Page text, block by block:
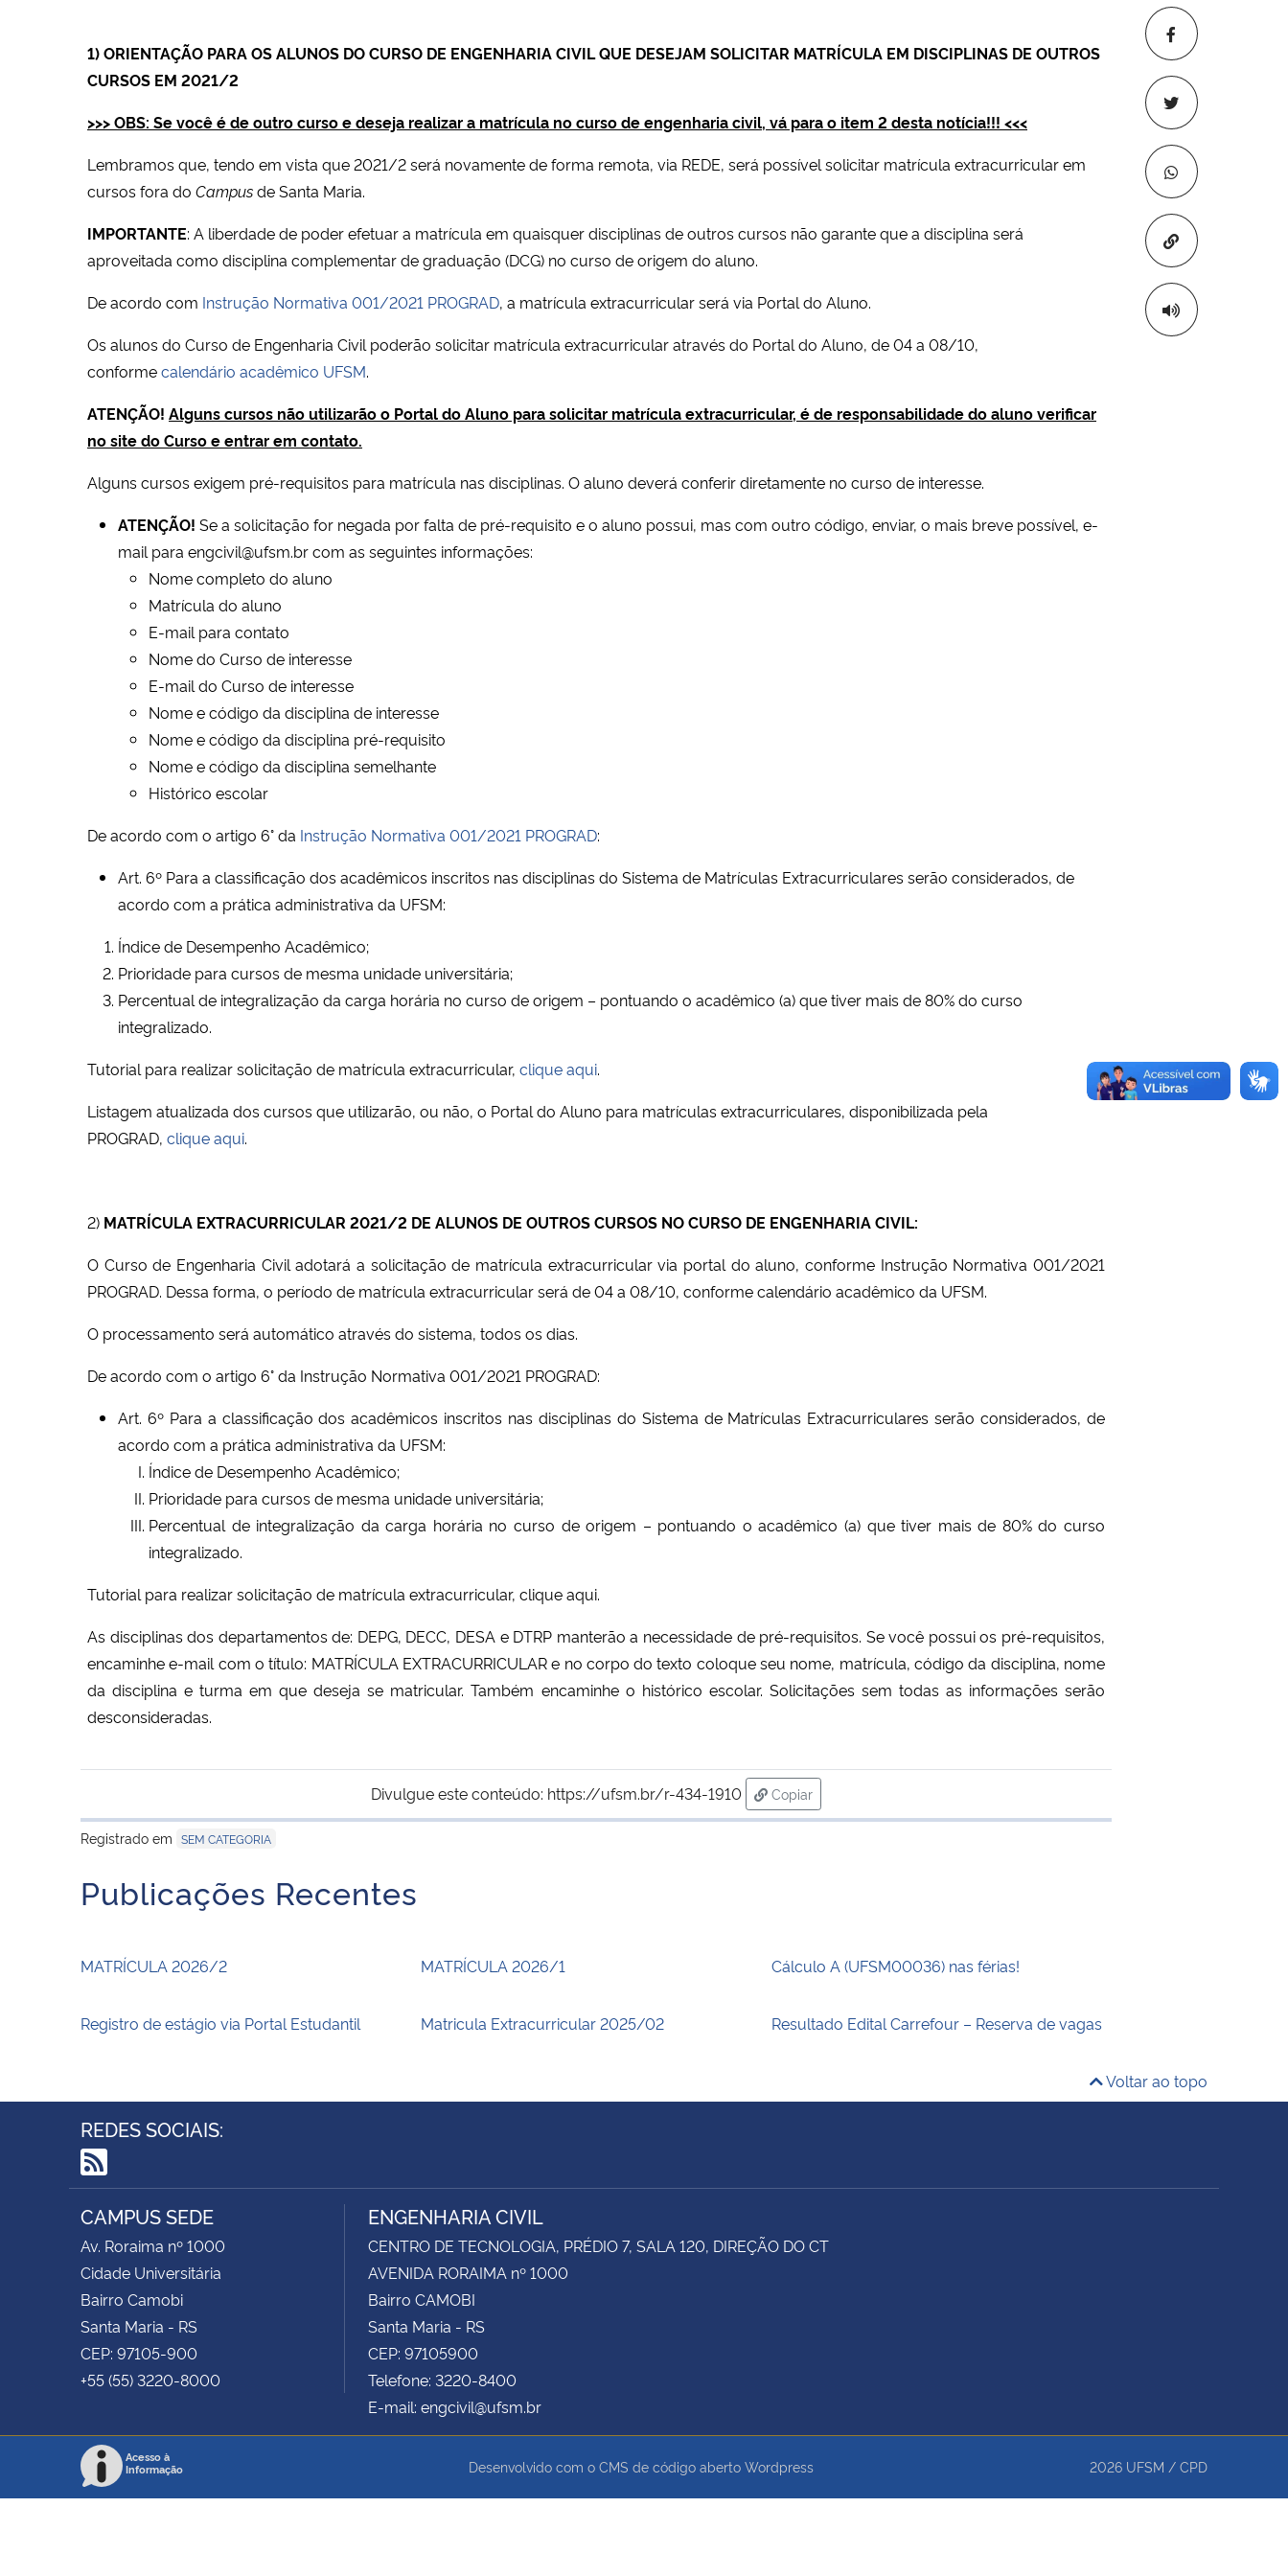
Copiar para
1) ORIENTAÇÃO PARA OS ALUNOS DO CURSO DE ENGENHARIA CIVIL QUE DESEJAM SOLICITAR MATRÍCULA EM DISCIPLINAS DE OUTROS
CURSOS EM 2021/2
>>> OBS: Se você é de outro curso e deseja realizar a matrícula no curso de engenharia civil, vá para o item 2 desta notícia!!! <<<
Lembramos que, tendo em vista que 2021/2 será novamente de forma remota, via REDE, será possível solicitar matrícula extracurricular em
cursos fora do Campusde Santa Maria.
IMPORTANTE: A liberdade de poder efetuar a matrícula em quaisquer disciplinas de outros cursos não garante que a disciplina será
aproveitada como disciplina complementar de graduação (DCG) no curso de origem do aluno.
De acordo com Instrução Normativa 001/2021 PROGRAD, a matrícula extracurricular será via Portal do Aluno.
Os alunos do Curso de Engenharia Civil poderão solicitar matrícula extracurricular através do Portal do Aluno, de 04 a 08/10,
conformecalendário acadêmico UFSM.
ATENÇÃO! Alguns cursos não utilizarão o Portal do Aluno para solicitar matrícula extracurricular, é de responsabilidade do aluno verificar
no site do Curso e entrar em contato.
Alguns cursos exigem pré-requisitos para matrícula nas disciplinas. O aluno deverá conferir diretamente no curso de interesse.
ATENÇÃO! Se a solicitação for negada por falta de pré-requisito e o aluno possui, mas com outro código, enviar, o mais breve possível, e-
mail para engcivil@ufsm.br com as seguintes informações:
Nome completo do aluno
Matrícula do aluno
E-mail para contato
Nome do Curso de interesse
E-mail do Curso de interesse
Nome e código da disciplina de interesse
Nome e código da disciplina pré-requisito
Nome e código da disciplina semelhante
Histórico escolar
De acordo com o artigo 6° da Instrução Normativa 001/2021 PROGRAD:
Art. 6º Para a classificação dos acadêmicos inscritos nas disciplinas do Sistema de Matrículas Extracurriculares serão considerados, de
acordo com a prática administrativa da UFSM:
Índice de Desempenho Acadêmico;
Prioridade para cursos de mesma unidade universitária;
Percentual de integralização da carga horária no curso de origem – pontuando o acadêmico (a) que tiver mais de 80% do curso
integralizado.
Tutorial para realizar solicitação de matrícula extracurricular, clique aqui.
Listagem atualizada dos cursos que utilizarão, ou não, o Portal do Aluno para matrículas extracurriculares, disponibilizada pela
PROGRAD, clique aqui.
2) MATRÍCULA EXTRACURRICULAR 2021/2 DE ALUNOS DE OUTROS CURSOS NO CURSO DE ENGENHARIA CIVIL:
O Curso de Engenharia Civil adotará a solicitação de matrícula extracurricular via portal do aluno, conforme Instrução Normativa 001/2021
PROGRAD. Dessa forma, o período de matrícula extracurricular será de 04 a 08/10, conformecalendário acadêmico da UFSM.
O processamento será automático através do sistema, todos os dias.
De acordo com o artigo 6° da Instrução Normativa 001/2021 PROGRAD:
Art. 6º Para a classificação dos acadêmicos inscritos nas disciplinas do Sistema de Matrículas Extracurriculares serão considerados, de
acordo com a prática administrativa da UFSM:
Índice de Desempenho Acadêmico;
Prioridade para cursos de mesma unidade universitária;
Percentual de integralização da carga horária no curso de origem – pontuando o acadêmico (a) que tiver mais de 80% do curso
integralizado.
Tutorial para realizar solicitação de matrícula extracurricular, clique aqui.
As disciplinas dos departamentos de: DEPG, DECC, DESA e DTRP manterão a necessidade de pré-requisitos. Se você possui os pré-requisitos,
encaminhe e-mail com o título: MATRÍCULA EXTRACURRICULAR e no corpo do texto coloque seu nome, matrícula, código da disciplina, nome
da disciplina e turma em que deseja se matricular. Também encaminhe o histórico escolar. Solicitações sem todas as informações serão
desconsideradas.
Divulgue este conteúdo: https://ufsm.br/r-434-1910
Copiar
para área de transferência
Registrado em SEM CATEGORIA
Publicações Recentes
MATRÍCULA 2026/2 MATRÍCULA 2026/1 Cálculo A (UFSM00036) nas férias!
Registro de estágio via Portal Estudantil Matricula Extracurricular 2025/02 Resultado Edital Carrefour – Reserva de vagas
Voltar ao topo
REDES SOCIAIS:
RSS
CAMPUS SEDE
Av. Roraima nº 1000
Cidade Universitária
Bairro Camobi
Santa Maria - RS
CEP: 97105-900
+55 (55) 3220-8000
ENGENHARIA CIVIL
CENTRO DE TECNOLOGIA, PRÉDIO 7, SALA 120, DIREÇÃO DO CT
AVENIDA RORAIMA nº 1000
Bairro CAMOBI
Santa Maria - RS
CEP: 97105900
Telefone: 3220-8400
E-mail: engcivil@ufsm.br
Acesso à
Informação
Desenvolvido com o CMS de código aberto Wordpress 2026 UFSM / CPD